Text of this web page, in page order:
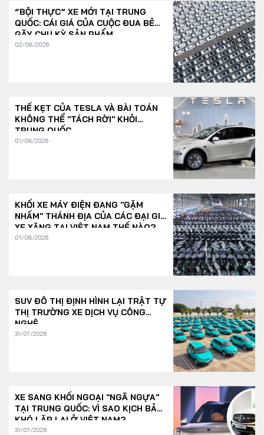
“BỘI THỰC” XE MỚI TẠI TRUNG
QUỐC: CÁI GIÁ CỦA CUỘC ĐUA BẺ
GÃY CHU KỲ SẢN PHẨM
02/08/2026
THẾ KẸT CỦA TESLA VÀ BÀI TOÁN
KHÔNG THỂ "TÁCH RỜI" KHỎI
TRUNG QUỐC
01/08/2026
KHỐI XE MÁY ĐIỆN ĐANG "GẶM
NHẤM" THÁNH ĐỊA CỦA CÁC ĐẠI GIA
XE XĂNG TẠI VIỆT NAM THẾ NÀO?
01/08/2026
SUV ĐÔ THỊ ĐỊNH HÌNH LẠI TRẬT TỰ
THỊ TRƯỜNG XE DỊCH VỤ CÔNG
NGHỆ
31/07/2026
XE SANG KHỐI NGOẠI "NGÃ NGỰA"
TẠI TRUNG QUỐC: VÌ SAO KỊCH BẢN
KHÓ LẶP LẠI Ở VIỆT NAM?
31/07/2026